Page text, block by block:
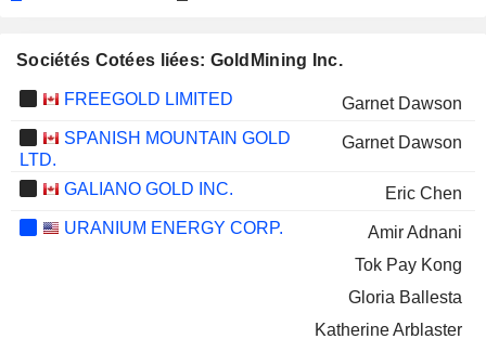
Sociétés Cotées liées: GoldMining Inc.
FREEGOLD LIMITED
Garnet Dawson
SPANISH MOUNTAIN GOLD
LTD.
Garnet Dawson
GALIANO GOLD INC.
Eric Chen
URANIUM ENERGY CORP.
Amir Adnani
Tok Pay Kong
Gloria Ballesta
Katherine Arblaster